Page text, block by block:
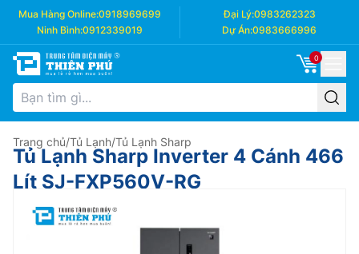
Mua Hàng Online:0918969699 Đại Lý:0983262323
Ninh Bình:0912339019 Dự Án:0983666996
0
Trang chủ/Tủ Lạnh/Tủ Lạnh Sharp
Tủ Lạnh Sharp Inverter 4 Cánh 466
Lít SJ-FXP560V-RG